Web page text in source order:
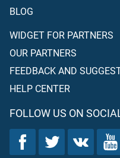
BLOG
WIDGET FOR PARTNERS
OUR PARTNERS
FEEDBACK AND
HELP CENTER
FOLLOW US ON